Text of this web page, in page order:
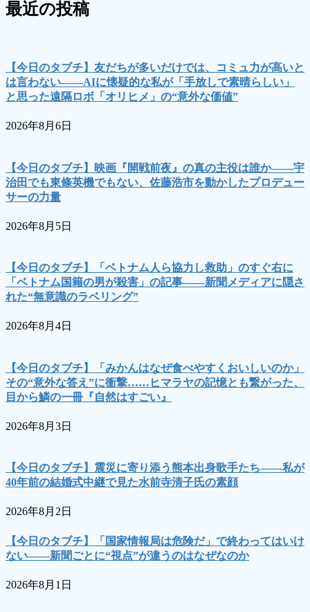
最近の投稿
【今日のタブチ】友だちが多いだけでは、コミュ力が高いと
は言わない――AIに懐疑的な私が「手放しで素晴らしい」
と思った遠隔ロボ「オリヒメ」の“意外な価値”
2026年8月6日
【今日のタブチ】映画『開戦前夜』の真の主役は誰か――宇
治田でも東條英機でもない、佐藤浩市を動かしたプロデュー
サーの力量
2026年8月5日
【今日のタブチ】「ベトナム人ら協力し救助」のすぐ右に
「ベトナム国籍の男が殺害」の記事――新聞メディアに隠さ
れた“無意識のラベリング”
2026年8月4日
【今日のタブチ】「みかんはなぜ食べやすくおいしいのか」
その“意外な答え”に衝撃……ヒマラヤの記憶とも繋がった、
目から鱗の一冊『自然はすごい』
2026年8月3日
【今日のタブチ】震災に寄り添う熊本出身歌手たち――私が
40年前の結婚式中継で見た水前寺清子氏の素顔
2026年8月2日
【今日のタブチ】「国家情報局は危険だ」で終わってはいけ
ない――新聞ごとに“視点”が違うのはなぜなのか
2026年8月1日